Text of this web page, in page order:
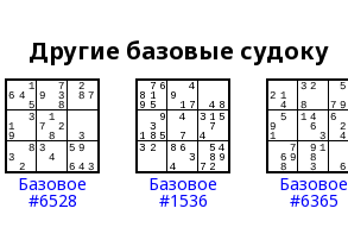
Другие базовые судоку
Базовое
#6528
Базовое
#1536
Базовое
#6365